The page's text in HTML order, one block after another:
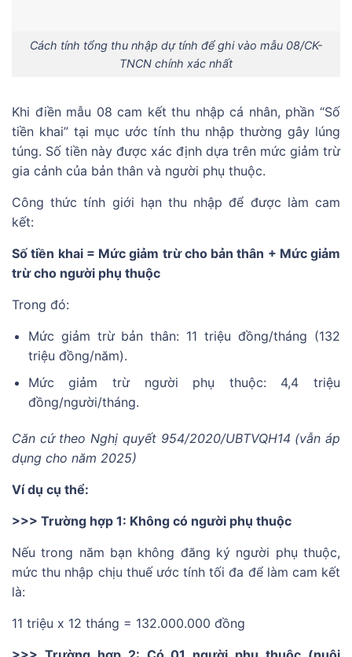
Cách tính tổng thu nhập dự tính để ghi vào mẫu 08/CK-
TNCN chính xác nhất
Khi điền mẫu 08 cam kết thu nhập cá nhân, phần “Số
tiền khai” tại mục ước tính thu nhập thường gây lúng
túng. Số tiền này được xác định dựa trên mức giảm trừ
gia cảnh của bản thân và người phụ thuộc.
Công thức tính giới hạn thu nhập để được làm cam
kết:
Số tiền khai = Mức giảm trừ cho bản thân + Mức giảm
trừ cho người phụ thuộc
Trong đó:
Mức giảm trừ bản thân: 11 triệu đồng/tháng (132
triệu đồng/năm).
Mức giảm trừ người phụ thuộc: 4,4 triệu
đồng/người/tháng.
Căn cứ theo Nghị quyết 954/2020/UBTVQH14 (vẫn áp
dụng cho năm 2025)
Ví dụ cụ thể:
>>> Trường hợp 1: Không có người phụ thuộc
Nếu trong năm bạn không đăng ký người phụ thuộc,
mức thu nhập chịu thuế ước tính tối đa để làm cam kết
là:
11 triệu x 12 tháng = 132.000.000 đồng